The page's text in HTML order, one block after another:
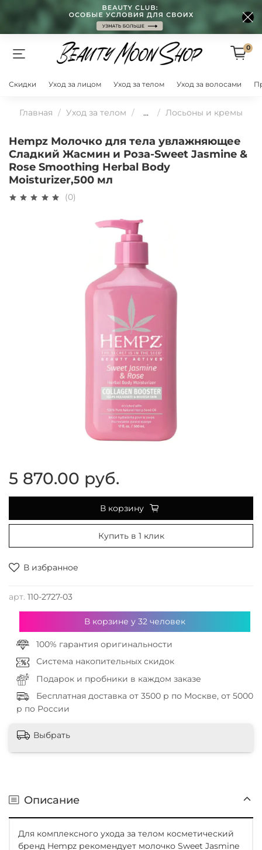
0
Скидки Уход за лицом Уход за телом Уход за волосами
Главная Уход за телом ... Лосьоны и кремы
Hempz Молочко для тела увлажняющее
Сладкий Жасмин и Роза-Sweet Jasmine &
Rose Smoothing Herbal Body
Moisturizer,500 мл
(0)
В избранное
арт. 110-2727-03
5 870.00 руб.
В корзину
Купить в 1 клик
В корзине у 32человек
100% гарантия оригинальности
Система накопительных скидок
Подарок и пробники в каждом заказе
Бесплатная доставка от 3500 р по Москве, от 5000
р по России
Выбрать
Описание
Для комплексного ухода за телом косметический
бренд Hempz рекомендует молочко Sweet Jasmine